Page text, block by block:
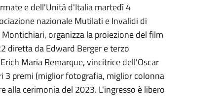
e dell'Unità d'Italia martedì 4
nazionale Mutilati e Invalidi di
organizza la proiezione del film
diretta da Edward Berger e terzo
Maria Remarque, vincitrice dell'Oscar
premi (miglior fotografia, miglior colonna
alla cerimonia del 2023. L'ingresso è libero